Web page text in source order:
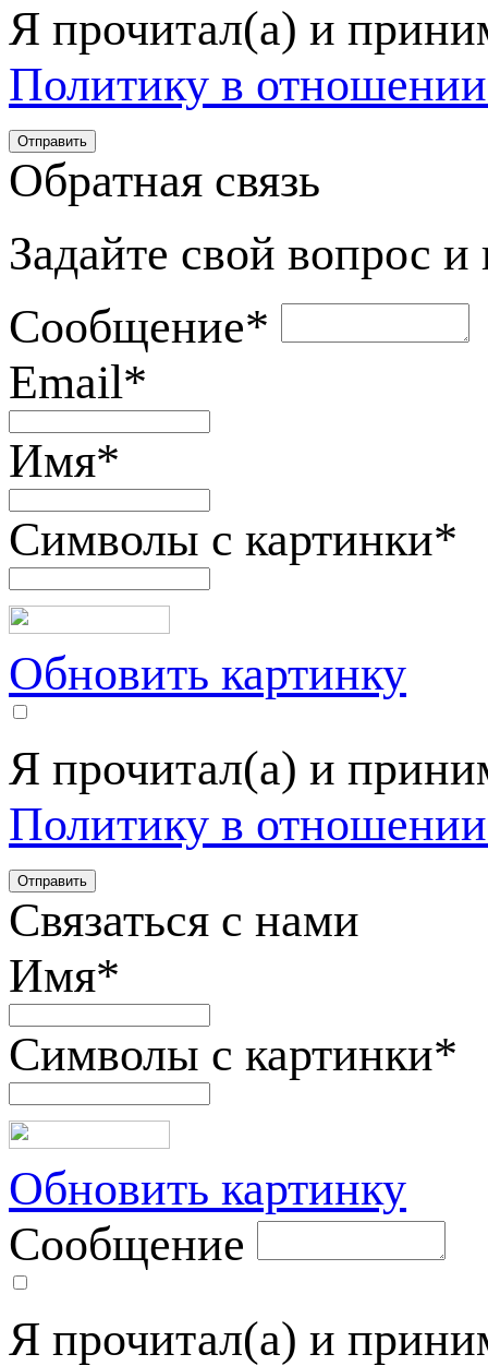
Я прочитал(а) и
Политику в
Обратная связь
Задайте свой вопрос
Сообщение*
Email*
Имя*
Символы с картинки*
Обновить картинку
Я прочитал(а) и
Политику в
Связаться с нами
Имя*
Символы с картинки*
Обновить картинку
Сообщение
Я прочитал(а) и